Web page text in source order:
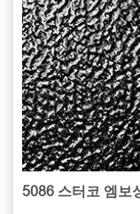
5086 스터코 엠보